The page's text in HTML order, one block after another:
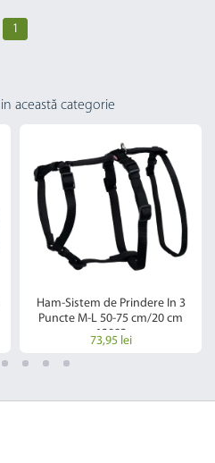
1
această categorie
Ham-Sistem de Prindere In 3
Puncte M-L 50-75 cm/20 cm
13093
73,95 lei